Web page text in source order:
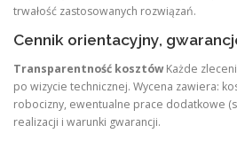
trwałość zastosowanych rozwiązań.
Cennik orientacyjny,
Transparentność kosztówKażde
po wizycie technicznej. Wycena zawiera:
robocizny, ewentualne prace dodatkowe
realizacji i warunki gwarancji.